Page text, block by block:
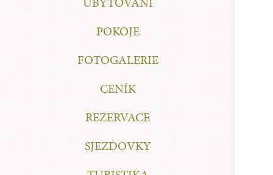
POKOJE
FOTOGALERIE
CENÍK
REZERVACE
SJEZDOVKY